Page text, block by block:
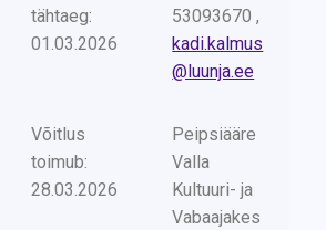
tähtaeg:
01.03.2026
53093670 ,
kadi.kalmus
@luunja.ee
Võitlus
toimub:
28.03.2026
Peipsiääre
Valla
Kultuuri- ja
Vabaajakes